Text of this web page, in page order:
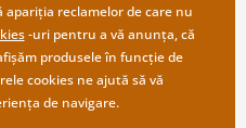
apariția reclamelor de care nu
-uri pentru a vă anunța, că
produsele în funcție de
cookies ne ajută să vă
de navigare.